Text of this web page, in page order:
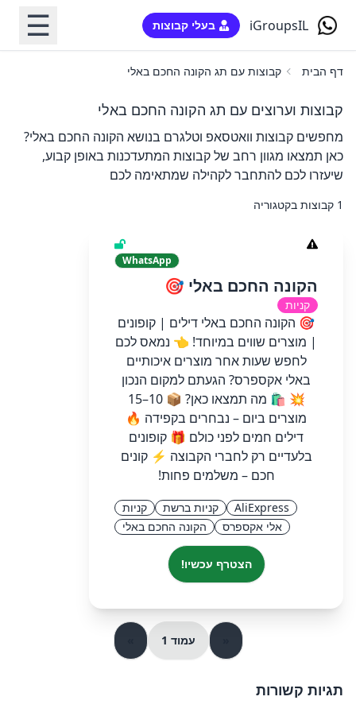
iGroupsIL בעלי קבוצות ☰
דף הבית קבוצות עם תג הקונה החכם באלי
קבוצות וערוצים עם תג הקונה החכם באלי
מחפשים קבוצות וואטסאפ וטלגרם בנושא הקונה החכם באלי?
כאן תמצאו מגוון רחב של קבוצות המתעדכנות באופן קבוע,
שיעזרו לכם להתחבר לקהילה שמתאימה לכם
1 קבוצות בקטגוריה
WhatsApp
הקונה החכם באלי 🎯
קניות
🎯 הקונה החכם באלי דילים | קופונים
| מוצרים שווים במיוחד! 👈 נמאס לכם
לחפש שעות אחר מוצרים איכותיים
באלי אקספרס? הגעתם למקום הנכון
💥 🛍 מה תמצאו כאן? 📦 10–15
מוצרים ביום – נבחרים בקפידה 🔥
דילים חמים לפני כולם 🎁 קופונים
בלעדיים רק לחברי הקבוצה ⚡ קונים
חכם – משלמים פחות!
AliExpress קניות ברשת
קניות
אלי אקספרס
הקונה החכם באלי
הצטרף עכשיו!
עמוד 1
תגיות קשורות